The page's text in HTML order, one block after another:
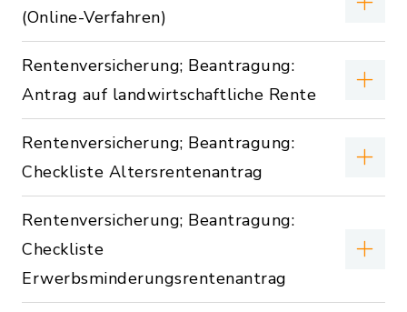
(Online-Verfahren)
Rentenversicherung; Beantragung:
Antrag auf landwirtschaftliche Rente
Rentenversicherung; Beantragung:
Checkliste Altersrentenantrag
Rentenversicherung; Beantragung:
Checkliste
Erwerbsminderungsrentenantrag